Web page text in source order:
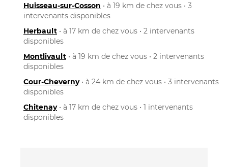
Huisseau-sur-Cosson • à 19 km de chez vous • 3
intervenants disponibles
Herbault • à 17 km de chez vous • 2 intervenants
disponibles
Montlivault • à 19 km de chez vous • 2 intervenants
disponibles
Cour-Cheverny• à 24 km de chez vous • 3 intervenants
disponibles
Chitenay• à 17 km de chez vous • 1 intervenants
disponibles